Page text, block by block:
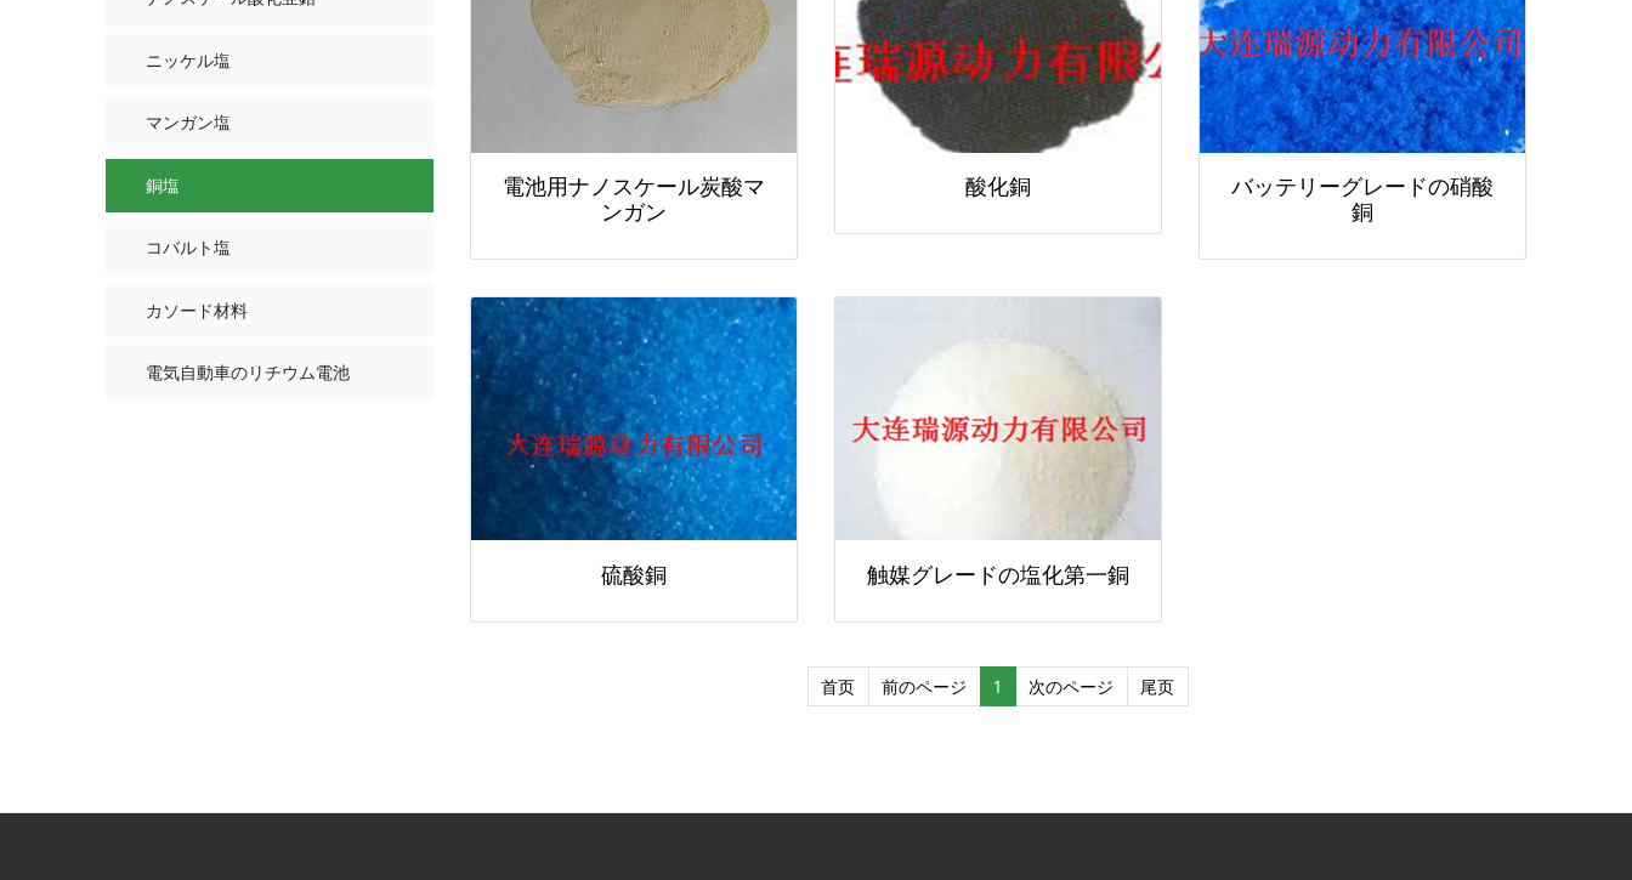
ニッケル塩
マンガン塩
銅塩
コバルト塩
カソード材料
電気自動車のリチウム電池
電池用ナノスケール炭酸マ
ンガン
酸化銅
バッテリーグレードの硝酸
銅
硫酸銅 触媒グレードの塩化第一銅
首页 前のページ 1 次のページ 尾页